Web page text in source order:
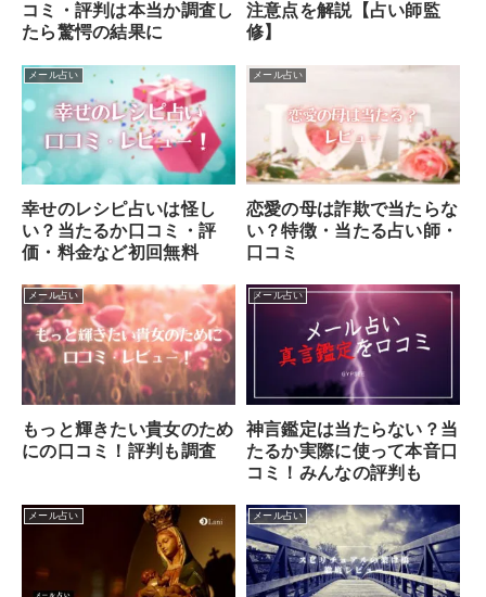
コミ・評判は本当か調査し
たら驚愕の結果に
注意点を解説【占い師監
修】
メール占い
幸せのレシピ占いは怪し
い？当たるか口コミ・評
価・料金など初回無料
メール占い
恋愛の母は詐欺で当たらな
い？特徴・当たる占い師・
口コミ
メール占い
もっと輝きたい貴女のため
にの口コミ！評判も調査
メール占い
神言鑑定は当たらない？当
たるか実際に使って本音口
コミ！みんなの評判も
メール占い メール占い